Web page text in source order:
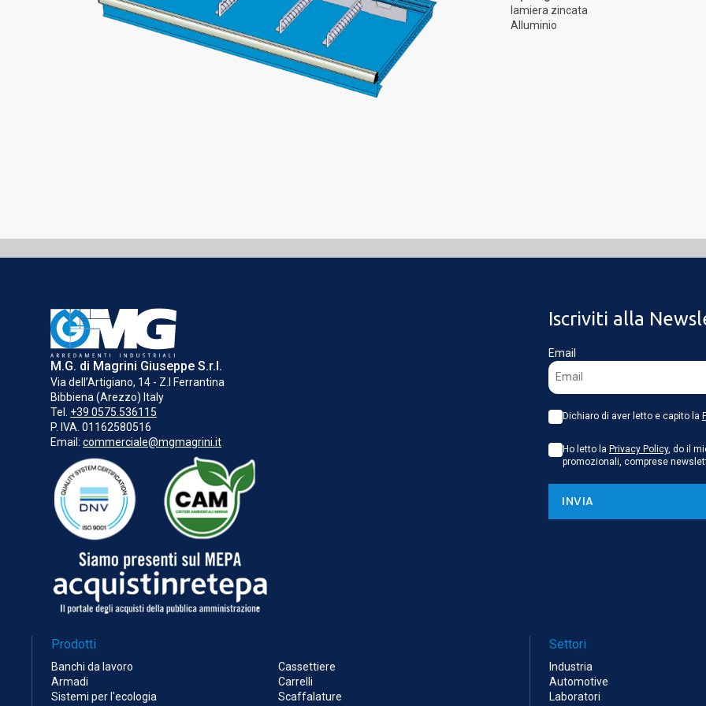
lamiera zincata
Alluminio
M.G. di Magrini Giuseppe S.r.l.
Via dell’Artigiano, 14 - Z.I Ferrantina
Bibbiena (Arezzo) Italy
Tel. +39 0575.536115
P. IVA. 01162580516
Email: commerciale@mgmagrini.it
Prodotti
Banchi da lavoro
Cassettiere
Armadi
Carrelli
Sistemi per l'ecologia
Scaffalature
Settori
Industria
Automotive
Laboratori
Iscriviti alla
Email
Dichiaro di aver letto e capito la
Ho letto la Privacy Policy, do il
promozionali, comprese
INVIA